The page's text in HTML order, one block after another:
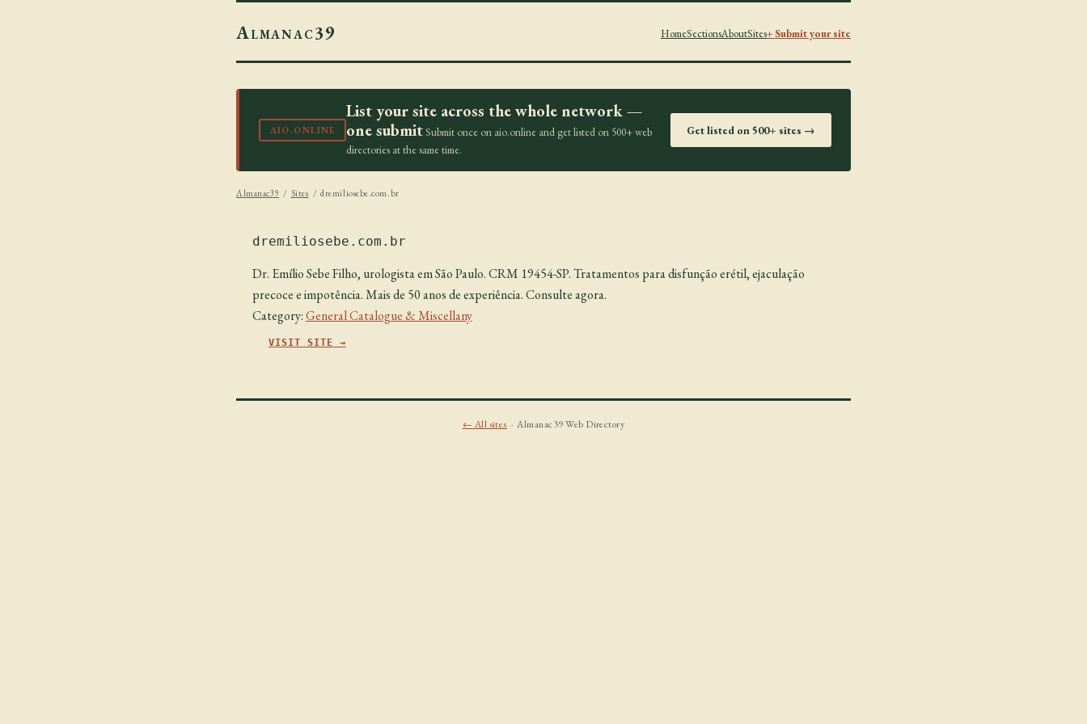
Almanac39 HomeSectionsAboutSites+ Submit your site
AIO.ONLINE
List your site across the whole network —
one submit Submit once on aio.online and get listed on 500+ web
directories at the same time.
Get listed on 500+ sites →
Almanac39 / Sites / dremiliosebe.com.br
dremiliosebe.com.br
Dr. Emílio Sebe Filho, urologista em São Paulo. CRM 19454-SP. Tratamentos para disfunção erétil, ejaculação
precoce e impotência. Mais de 50 anos de experiência. Consulte agora.
Category:General Catalogue & Miscellany
VISIT SITE →
← All sites · Almanac39 Web Directory